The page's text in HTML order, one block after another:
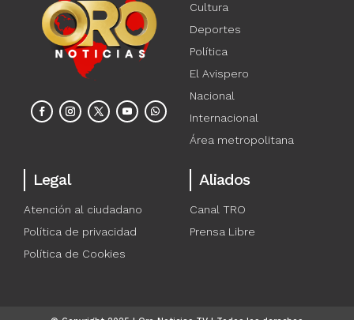
Cultura
Deportes
Política
El Avispero
Nacional
Internacional
Área metropolitana
Legal
Atención al ciudadano
Política de privacidad
Política de Cookies
Aliados
Canal TRO
Prensa Libre